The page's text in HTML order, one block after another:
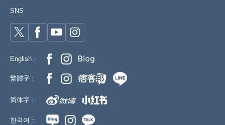
SNS
English：
繁體字：
简体字：
한국어：